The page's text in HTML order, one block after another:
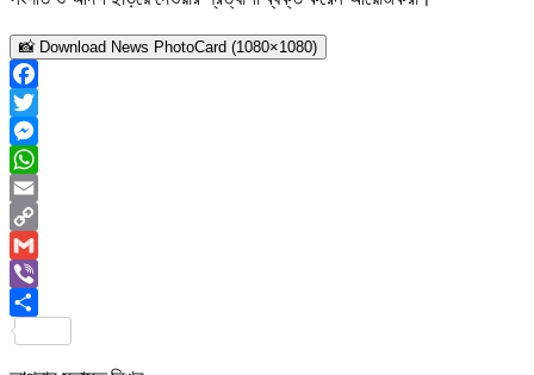
📸 Download News PhotoCard (1080×1080)
Facebook
Twitter
Messenger
WhatsApp
Email
Copy
Link
Gmail
Viber